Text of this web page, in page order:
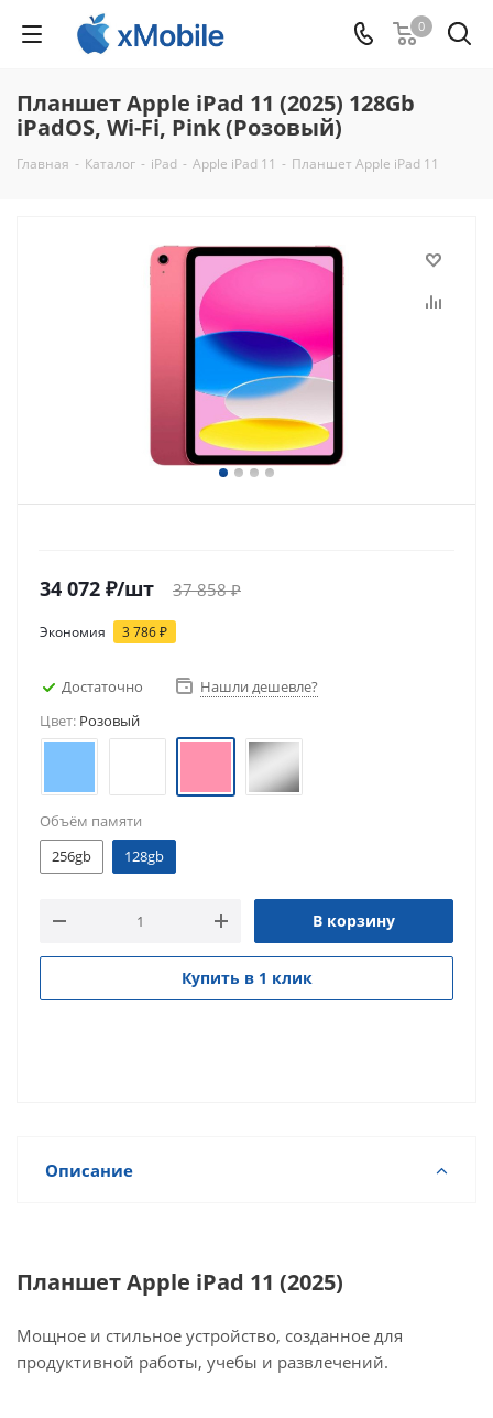
0
Планшет Apple iPad 11 (2025) 128Gb
iPadOS, Wi-Fi, Pink (Poзовый)
Главная - Каталог - iPad - Apple iPad 11 - Планшет Apple iPad 11
34 072 ₽/шт 37 858₽
Экономия 3 786₽
Достаточно
Нашли дешевле?
Цвет: Розовый
Объём памяти
256gb
128gb
В корзину
Купить в 1 клик
Описание
Планшет Apple iPad 11 (2025)
Мощное и стильное устройство, созданное для
продуктивной работы, учебы и развлечений.